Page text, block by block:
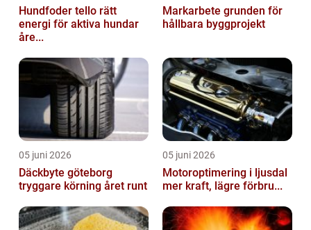
Hundfoder tello rätt
energi för aktiva hundar
åre...
Markarbete grunden för
hållbara byggprojekt
05 juni 2026
Däckbyte göteborg
tryggare körning året runt
05 juni 2026
Motoroptimering i ljusdal
mer kraft, lägre förbru...